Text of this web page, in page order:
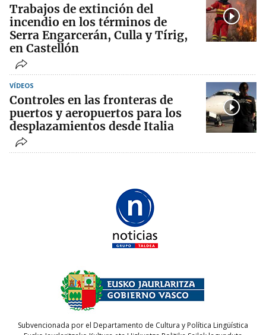
Trabajos de extinción del
incendio en los términos de
Serra Engarcerán, Culla y Tírig,
en Castellón
VÍDEOS
Controles en las fronteras de
puertos y aeropuertos para los
desplazamientos desde Italia
Subvencionada por el Departamento de Cultura y Política Lingüística